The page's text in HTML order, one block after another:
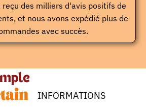
des milliers d'avis positifs de
et nous avons expédié plus de
avec succès.
INFORMATIONS